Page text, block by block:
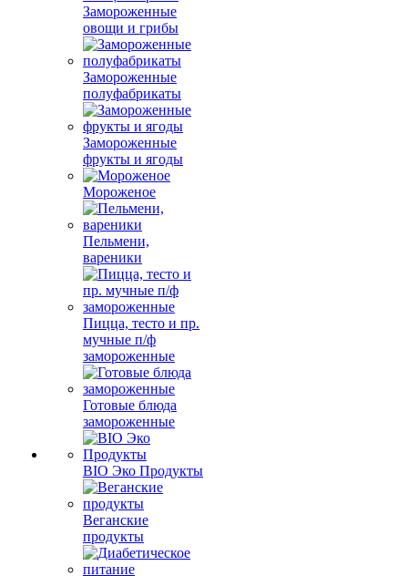
Замороженные
овощи и грибы
Замороженные
полуфабрикаты
Замороженные
фрукты и ягоды
Мороженое
Пельмени,
вареники
Пицца, тесто и пр.
мучные п/ф
замороженные
Готовые блюда
замороженные
BIO Эко Продукты
Веганские
продукты